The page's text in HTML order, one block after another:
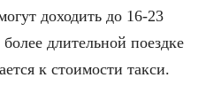
доходить до 16-23
длительной поездке
к стоимости такси.